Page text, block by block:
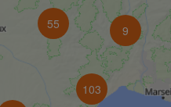
103
55 9